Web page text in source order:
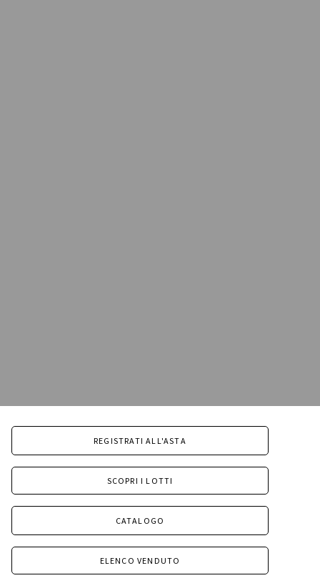
REGISTRATI ALL'ASTA
SCOPRI I LOTTI
CATALOGO
ELENCO VENDUTO